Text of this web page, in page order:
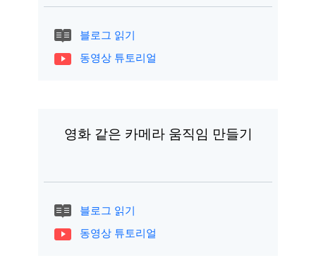
블로그 읽기
동영상 튜토리얼
영화 같은 카메라 움직임 만들기
블로그 읽기
동영상 튜토리얼